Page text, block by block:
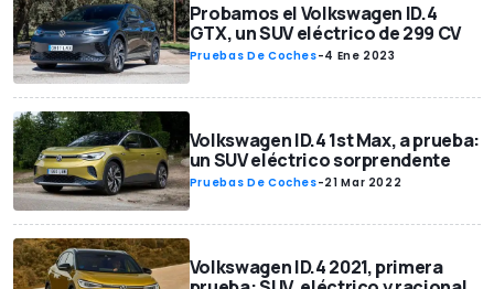
Probamos el Volkswagen ID.4
GTX, un SUV eléctrico de 299 CV
Pruebas De Coches-4 Ene 2023
Volkswagen ID.4 1st Max, a prueba:
un SUV eléctrico sorprendente
Pruebas De Coches-21 Mar 2022
Volkswagen ID.4 2021, primera